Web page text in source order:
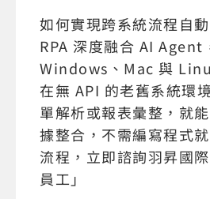
如何實現跨系統流程自
RPA 深度融合 AI Agent
Windows、Mac 與
在無 API 的老舊系統環
單解析或報表彙整，就
據整合，不需編寫程式
流程，立即諮詢羽昇國
員工」